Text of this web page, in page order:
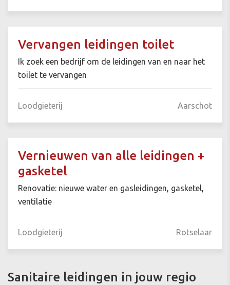
Vervangen leidingen toilet
Ik zoek een bedrijf om de leidingen van en naar het
toilet te vervangen
Loodgieterij Aarschot
Vernieuwen van alle leidingen +
gasketel
Renovatie: nieuwe water en gasleidingen, gasketel,
ventilatie
Loodgieterij Rotselaar
Sanitaire leidingen in jouw regio